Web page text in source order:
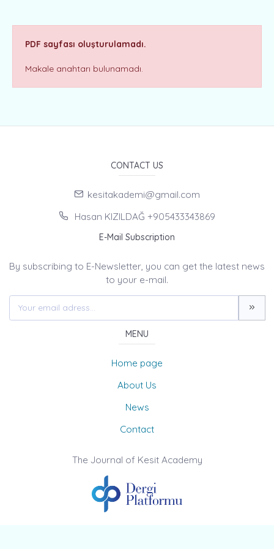
PDF sayfası oluşturulamadı.
Makale anahtarı bulunamadı.
CONTACT US
kesitakademi@gmail.com
Hasan KIZILDAĞ +905433343869
E-Mail Subscription
By subscribing to E-Newsletter, you can get the latest news
to your e-mail.
MENU
Home page
About Us
News
Contact
The Journal of Kesit Academy